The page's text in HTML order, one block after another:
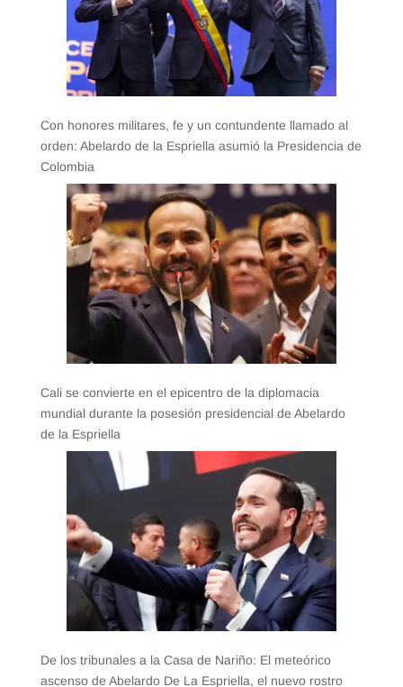
Con honores militares, fe y un contundente llamado al
orden: Abelardo de la Espriella asumió la Presidencia de
Colombia
Cali se convierte en el epicentro de la diplomacia
mundial durante la posesión presidencial de Abelardo
de la Espriella
De los tribunales a la Casa de Nariño: El meteórico
ascenso de Abelardo De La Espriella, el nuevo rostro